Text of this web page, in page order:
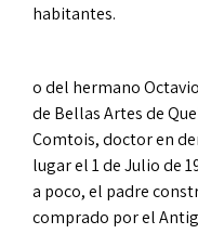
habitantes.
o del hermano
de Bellas Artes de
Comtois, doctor en
lugar el 1 de Julio de
a poco, el padre
comprado por el